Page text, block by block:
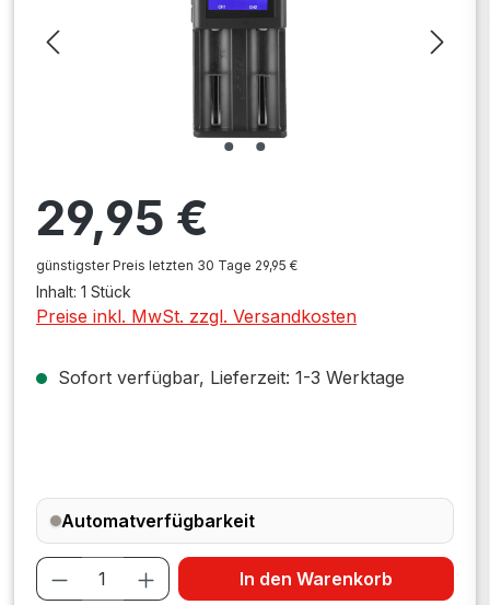
29,95 €
günstigster Preis letzten 30 Tage 29,95 €
Inhalt: 1 Stück
Preise inkl. MwSt. zzgl. Versandkosten
Sofort verfügbar, Lieferzeit: 1-3 Werktage
Automatverfügbarkeit
Produkt Anzahl: Gib den
In den Warenkorb